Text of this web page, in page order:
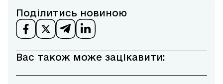
Поділитись новиною
Вас також може зацікавити: